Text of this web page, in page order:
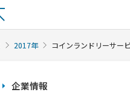
2017年 コインランドリーサー
企業情報